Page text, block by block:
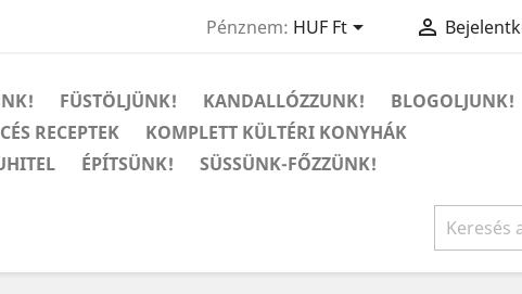
Pénznem: HUF Ft 
FÜSTÖLJÜNK! KANDALLÓZZUNK! BLOGOLJUNK!
RECEPTEK
KOMPLETT KÜLTÉRI KONYHÁK
ÉPÍTSÜNK! SÜSSÜNK-FŐZZÜNK!